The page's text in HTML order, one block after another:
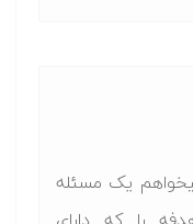
یک مسئله